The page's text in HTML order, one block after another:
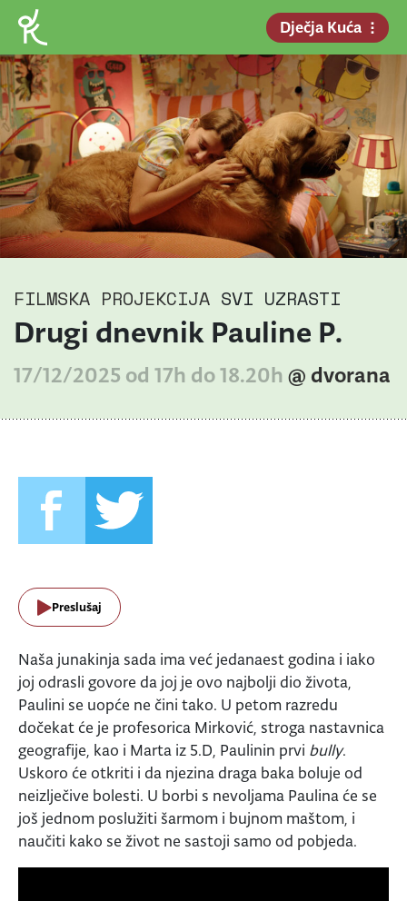
Dječja Kuća
FILMSKA PROJEKCIJA SVI UZRASTI
Drugi dnevnik Pauline P.
17/12/2025 od 17h do 18.20h @ dvorana
Preslušaj
Naša junakinja sada ima već jedanaest godina i iako
joj odrasli govore da joj je ovo najbolji dio života,
Paulini se uopće ne čini tako. U petom razredu
dočekat će je profesorica Mirković, stroga nastavnica
geografije, kao i Marta iz 5.D, Paulinin prvi bully.
Uskoro će otkriti i da njezina draga baka boluje od
neizlječive bolesti. U borbi s nevoljama Paulina će se
još jednom poslužiti šarmom i bujnom maštom, i
naučiti kako se život ne sastoji samo od pobjeda.